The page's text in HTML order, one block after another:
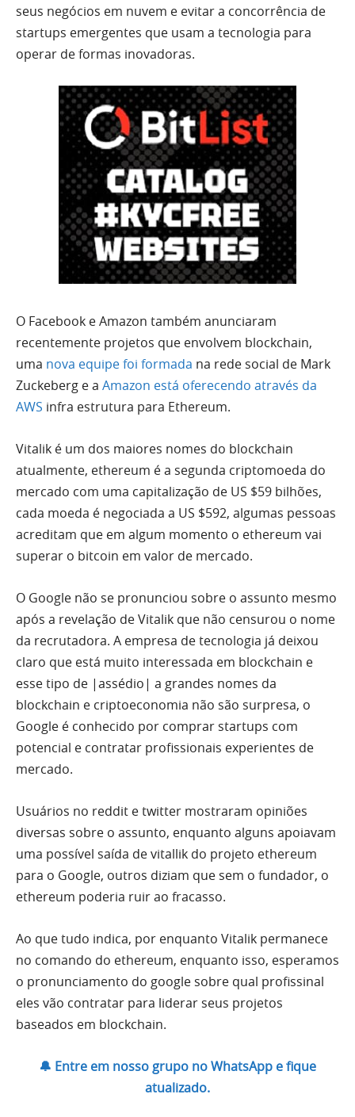
seus negócios em nuvem e evitar a concorrência de
startups emergentes que usam a tecnologia para
operar de formas inovadoras.
O Facebook e Amazon também anunciaram
recentemente projetos que envolvem blockchain,
uma nova equipe foi formada na rede social de Mark
Zuckeberg e a Amazon está oferecendo através da
AWS infra estrutura para Ethereum.
Vitalik é um dos maiores nomes do blockchain
atualmente, ethereum é a segunda criptomoeda do
mercado com uma capitalização de US $59 bilhões,
cada moeda é negociada a US $592, algumas pessoas
acreditam que em algum momento o ethereum vai
superar o bitcoin em valor de mercado.
O Google não se pronunciou sobre o assunto mesmo
após a revelação de Vitalik que não censurou o nome
da recrutadora. A empresa de tecnologia já deixou
claro que está muito interessada em blockchain e
esse tipo de |assédio| a grandes nomes da
blockchain e criptoeconomia não são surpresa, o
Google é conhecido por comprar startups com
potencial e contratar profissionais experientes de
mercado.
Usuários no reddit e twitter mostraram opiniões
diversas sobre o assunto, enquanto alguns apoiavam
uma possível saída de vitallik do projeto ethereum
para o Google, outros diziam que sem o fundador, o
ethereum poderia ruir ao fracasso.
Ao que tudo indica, por enquanto Vitalik permanece
no comando do ethereum, enquanto isso, esperamos
o pronunciamento do google sobre qual profissinal
eles vão contratar para liderar seus projetos
baseados em blockchain.
🔔 Entre em nosso grupo no WhatsApp e fique
atualizado.